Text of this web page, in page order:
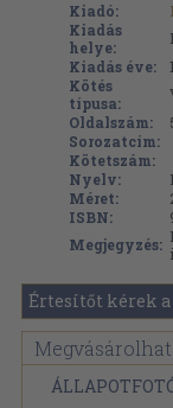
Kiadó:
Kiadás
helye:
Kiadás éve:
Kötés
típusa:
Oldalszám:
Sorozatcím:
Kötetszám:
Nyelv:
Méret:
ISBN:
Megjegyzés:
Értesítőt kérek